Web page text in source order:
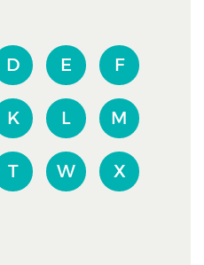
D E F
K L M
T W X